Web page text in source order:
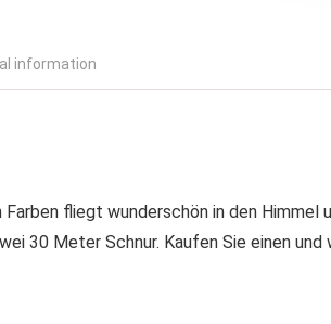
information
fliegt wunderschön in den
30 Meter Schnur. Kaufen Sie einen und